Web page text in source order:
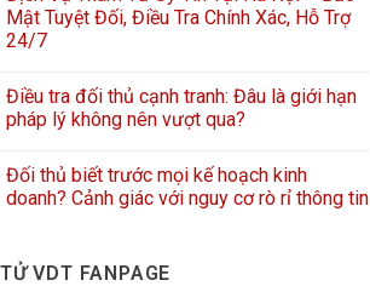
Mật Tuyệt Đối, Điều Tra Chính Xác, Hỗ Trợ
24/7
Điều tra đối thủ cạnh tranh: Đâu là giới hạn
pháp lý không nên vượt qua?
Đối thủ biết trước mọi kế hoạch kinh
doanh? Cảnh giác với nguy cơ rò rỉ thông tin
VDT FANPAGE